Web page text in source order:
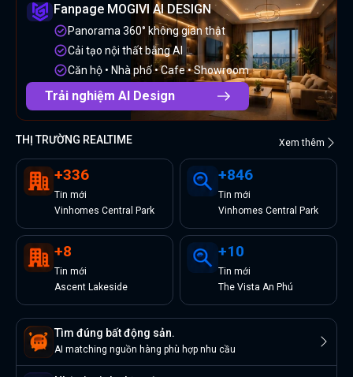
Fanpage MOGIVI AI DESIGN
Panorama 360° không gian thật
Cải tạo nội thất bằng AI
Căn hộ • Nhà phố • Cafe • Showroom
Trải nghiệm AI Design
THỊ TRƯỜNG REALTIME Xem thêm
+336
Tin mới
Vinhomes Central Park
+846
Tin mới
Vinhomes Central Park
+8
Tin mới
Ascent Lakeside
+10
Tin mới
The Vista An Phú
Tìm đúng bất động sản.
AI matching nguồn hàng phù hợp nhu cầu